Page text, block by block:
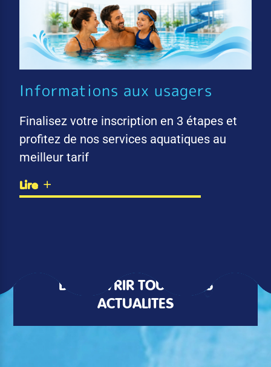
Informations aux usagers
Finalisez votre inscription en 3 étapes et
profitez de nos services aquatiques au
meilleur tarif
Lire
DÉCOUVRIR TOUTES LES
ACTUALITÉS